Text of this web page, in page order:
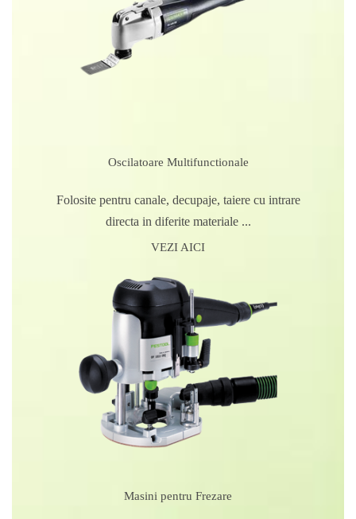
Oscilatoare Multifunctionale
Folosite pentru canale, decupaje, taiere cu intrare
directa in diferite materiale ...
VEZI AICI
Masini pentru Frezare